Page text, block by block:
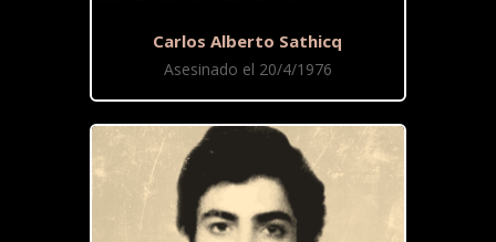
Carlos Alberto Sathicq
Asesinado el 20/4/1976